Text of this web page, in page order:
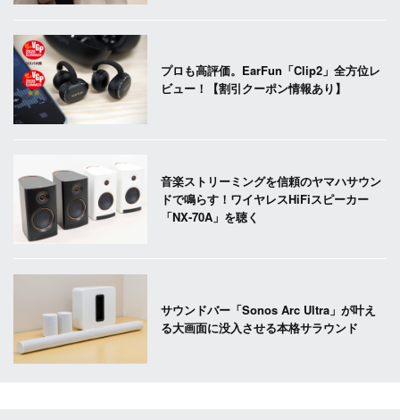
プロも高評価。EarFun「Clip2」全方位レ
ビュー！【割引クーポン情報あり】
音楽ストリーミングを信頼のヤマハサウン
ドで鳴らす！ワイヤレスHiFiスピーカー
「NX-70A」を聴く
サウンドバー「Sonos Arc Ultra」が叶え
る大画面に没入させる本格サラウンド